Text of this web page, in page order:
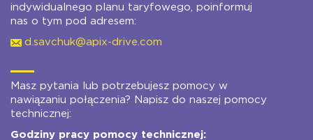
indywidualnego planu taryfowego, poinformuj
nas o tym pod adresem:
d.savchuk@apix-drive.com
Masz pytania lub potrzebujesz pomocy w
nawiązaniu połączenia? Napisz do naszej pomocy
technicznej:
Godziny pracy pomocy technicznej: